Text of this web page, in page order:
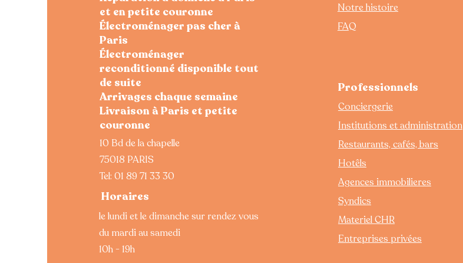
et en petite couronne
Électroménager pas cher à
Paris
Électroménager
reconditionné disponible tout
de suite
Arrivages chaque semaine
Livraison à Paris et petite
couronne
10 Bd de la chapelle
75018 PARIS
Tel: 01 89 71 33 30
Horaires
le lundi et le dimanche sur rendez vous
du mardi au samedi
10h - 19h
Notre histoire
FAQ
Professionnels
Conciergerie
Institutions et administration
Restaurants, cafés, bars
Hotêls
Agences immobilieres
Syndics
Materiel CHR
Entreprises privées